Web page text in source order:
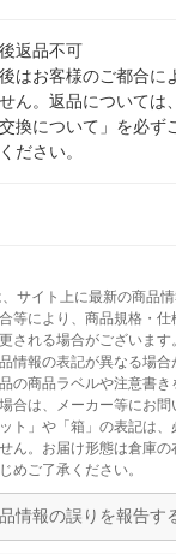
返品不可
はお客様のご都合に
ん。返品については
換について」を必ず
ださい。
サイト上に最新の商品
等により、商品規格・仕
される場合がございま
情報の表記が異なる場
の商品ラベルや注意書
合は、メーカー等にお問
ト」や「箱」の表記は
ん。お届け形態は倉庫
めご了承ください。
情報の誤りを報告す